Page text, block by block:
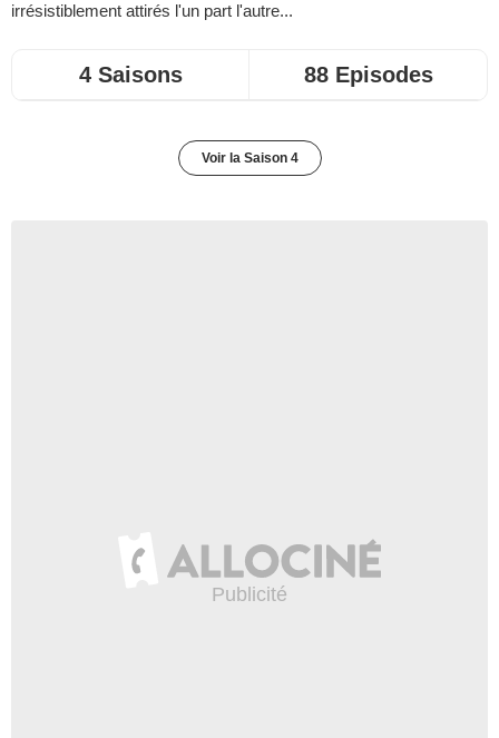
irrésistiblement attirés l'un part l'autre...
4 Saisons 88 Episodes
Voir la Saison 4